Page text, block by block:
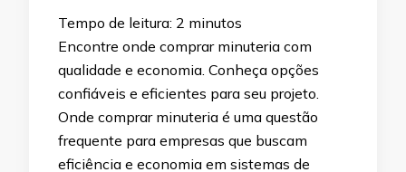
Tempo de leitura: 2 minutos
Encontre onde comprar minuteria com
qualidade e economia. Conheça opções
confiáveis e eficientes para seu projeto.​
Onde comprar minuteria é uma questão
frequente para empresas que buscam
eficiência e economia em sistemas de